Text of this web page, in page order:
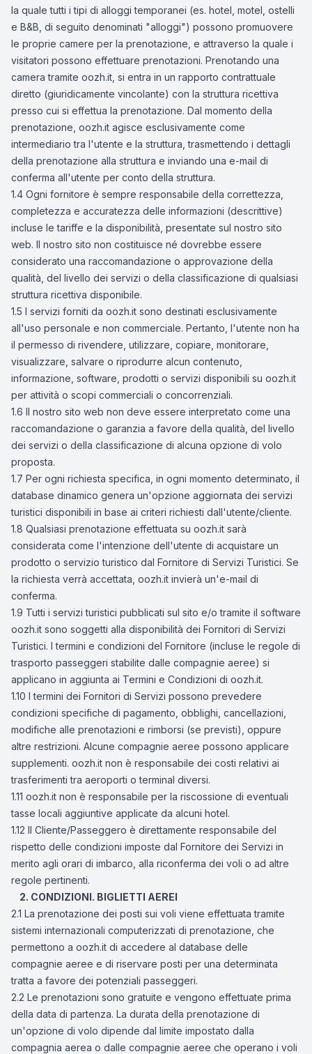
la quale tutti i tipi di alloggi temporanei (es. hotel, motel, ostelli
e B&B, di seguito denominati "alloggi") possono promuovere
le proprie camere per la prenotazione, e attraverso la quale i
visitatori possono effettuare prenotazioni. Prenotando una
camera tramite oozh.it, si entra in un rapporto contrattuale
diretto (giuridicamente vincolante) con la struttura ricettiva
presso cui si effettua la prenotazione. Dal momento della
prenotazione, oozh.it agisce esclusivamente come
intermediario tra l'utente e la struttura, trasmettendo i dettagli
della prenotazione alla struttura e inviando una e-mail di
conferma all'utente per conto della struttura.
1.4 Ogni fornitore è sempre responsabile della correttezza,
completezza e accuratezza delle informazioni (descrittive)
incluse le tariffe e la disponibilità, presentate sul nostro sito
web. Il nostro sito non costituisce né dovrebbe essere
considerato una raccomandazione o approvazione della
qualità, del livello dei servizi o della classificazione di qualsiasi
struttura ricettiva disponibile.
1.5 I servizi forniti da oozh.it sono destinati esclusivamente
all'uso personale e non commerciale. Pertanto, l'utente non ha
il permesso di rivendere, utilizzare, copiare, monitorare,
visualizzare, salvare o riprodurre alcun contenuto,
informazione, software, prodotti o servizi disponibili su oozh.it
per attività o scopi commerciali o concorrenziali.
1.6 Il nostro sito web non deve essere interpretato come una
raccomandazione o garanzia a favore della qualità, del livello
dei servizi o della classificazione di alcuna opzione di volo
proposta.
1.7 Per ogni richiesta specifica, in ogni momento determinato, il
database dinamico genera un'opzione aggiornata dei servizi
turistici disponibili in base ai criteri richiesti dall'utente/cliente.
1.8 Qualsiasi prenotazione effettuata su oozh.it sarà
considerata come l'intenzione dell'utente di acquistare un
prodotto o servizio turistico dal Fornitore di Servizi Turistici. Se
la richiesta verrà accettata, oozh.it invierà un'e-mail di
conferma.
1.9 Tutti i servizi turistici pubblicati sul sito e/o tramite il software
oozh.it sono soggetti alla disponibilità dei Fornitori di Servizi
Turistici. I termini e condizioni del Fornitore (incluse le regole di
trasporto passeggeri stabilite dalle compagnie aeree) si
applicano in aggiunta ai Termini e Condizioni di oozh.it.
1.10 I termini dei Fornitori di Servizi possono prevedere
condizioni specifiche di pagamento, obblighi, cancellazioni,
modifiche alle prenotazioni e rimborsi (se previsti), oppure
altre restrizioni. Alcune compagnie aeree possono applicare
supplementi. oozh.it non è responsabile dei costi relativi ai
trasferimenti tra aeroporti o terminal diversi.
1.11 oozh.it non è responsabile per la riscossione di eventuali
tasse locali aggiuntive applicate da alcuni hotel.
1.12 Il Cliente/Passeggero è direttamente responsabile del
rispetto delle condizioni imposte dal Fornitore dei Servizi in
merito agli orari di imbarco, alla riconferma dei voli o ad altre
regole pertinenti.
2. CONDIZIONI. BIGLIETTI AEREI
2.1 La prenotazione dei posti sui voli viene effettuata tramite
sistemi internazionali computerizzati di prenotazione, che
permettono a oozh.it di accedere al database delle
compagnie aeree e di riservare posti per una determinata
tratta a favore dei potenziali passeggeri.
2.2 Le prenotazioni sono gratuite e vengono effettuate prima
della data di partenza. La durata della prenotazione di
un'opzione di volo dipende dal limite impostato dalla
compagnia aerea o dalle compagnie aeree che operano i voli